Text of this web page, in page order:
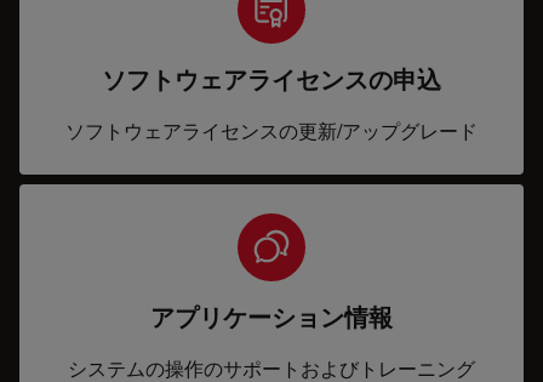
ソフトウェアライセンスの申込
ソフトウェアライセンスの更新/アップグレード
アプリケーション情報
システムの操作のサポートおよびトレーニング